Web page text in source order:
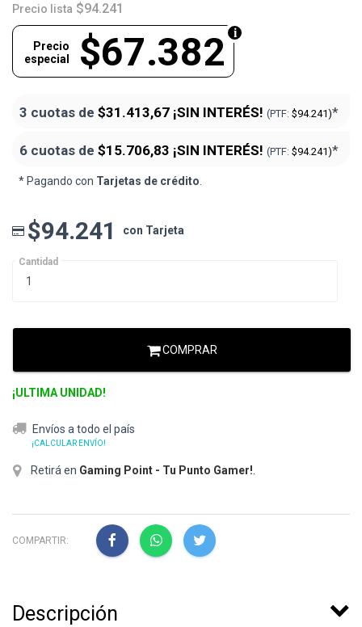
Precio lista $94.241
$67.382
Precio
especial
3 cuotas de $31.413,67 ¡SIN INTERÉS! (PTF: $94.241)*
6 cuotas de $15.706,83 ¡SIN INTERÉS! (PTF: $94.241)*
* Pagando con Tarjetas de crédito.
$94.241 con Tarjeta
Cantidad
COMPRAR
¡ULTIMA UNIDAD!
Envíos a todo el país
¡CALCULAR ENVÍO!
Retirá en Gaming Point - Tu Punto Gamer!
COMPARTIR:
Descripción